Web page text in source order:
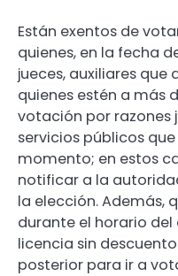
Están exentos de
quienes, en la fecha
jueces, auxiliares que
quienes estén a más
votación por razones
servicios públicos
momento; en estos
notificar a la
la elección. Además,
durante el horario
licencia sin
posterior para ir a